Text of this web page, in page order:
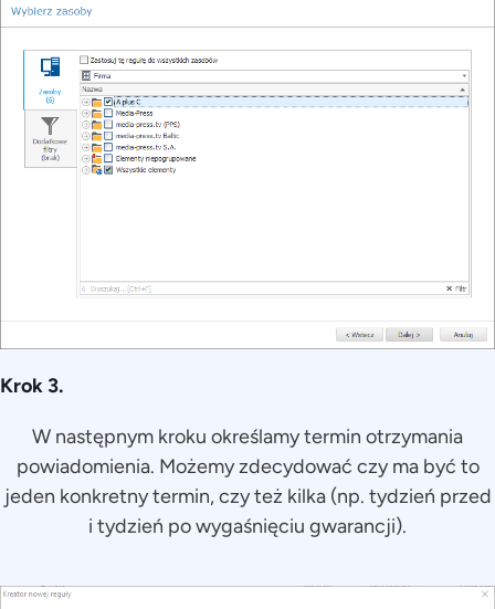
Krok 3.
W następnym kroku określamy termin otrzymania
powiadomienia. Możemy zdecydować czy ma być to
jeden konkretny termin, czy też kilka (np. tydzień przed
i tydzień po wygaśnięciu gwarancji).